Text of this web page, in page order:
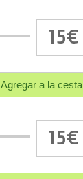
15€
Agregar a la cesta
15€